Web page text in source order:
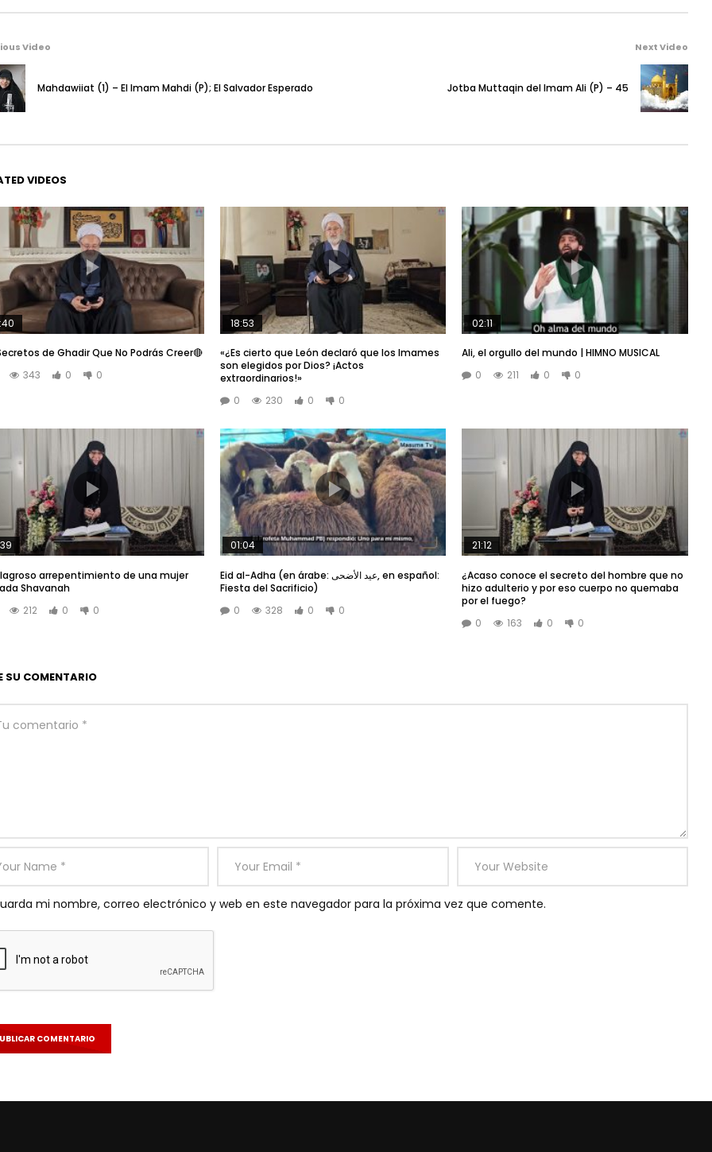
Video
Mahdawiiat (1) – El Imam Mahdi (P); El Salvador Esperado
Next Video
Jotba Muttaqin del Imam Ali (P) – 45
VIDEOS
de Ghadir Que No Podrás Creer🔴
343
0 0
18:53
«¿Es cierto que León declaró que los Imames
son elegidos por Dios? ¡Actos
extraordinarios!»
0
230 0 0
02:11
Ali, el orgullo del mundo | HIMNO MUSICAL
0
211 0 0
arrepentimiento de una mujer
Shavanah
212
0 0
01:04
Eid al-Adha (en árabe: عيد الأضحى, en español:
Fiesta del Sacrificio)
0
328 0 0
21:12
¿Acaso conoce el secreto del hombre que no
hizo adulterio y por eso cuerpo no quemaba
por el fuego?
0
163 0 0
SU COMENTARIO
mi nombre, correo electrónico y web en este navegador para la próxima vez que comente.